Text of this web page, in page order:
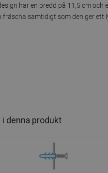
har en bredd på 11,5 cm
samtidigt som den ger ett
denna produkt